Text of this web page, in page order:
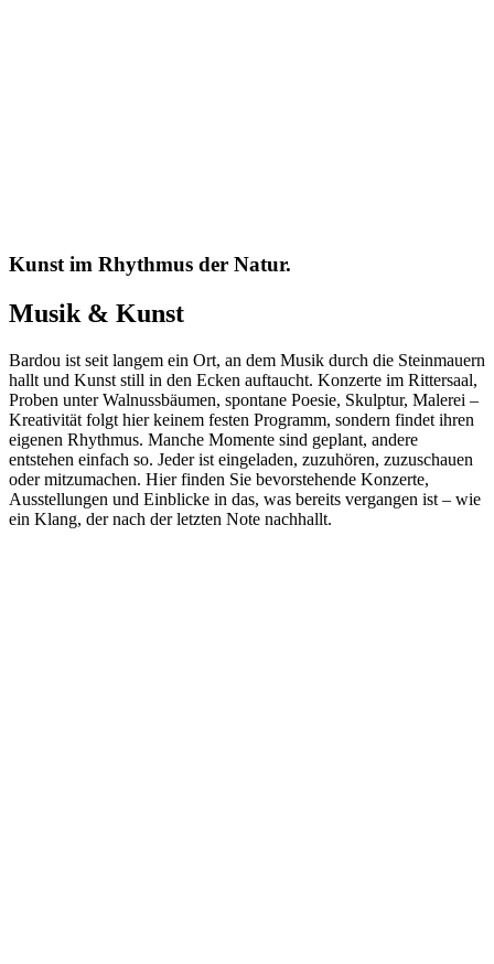
Kunst im Rhythmus der Natur.
Musik & Kunst
Bardou ist seit langem ein Ort, an dem Musik durch die Steinmauern
hallt und Kunst still in den Ecken auftaucht. Konzerte im Rittersaal,
Proben unter Walnussbäumen, spontane Poesie, Skulptur, Malerei –
Kreativität folgt hier keinem festen Programm, sondern findet ihren
eigenen Rhythmus. Manche Momente sind geplant, andere
entstehen einfach so. Jeder ist eingeladen, zuzuhören, zuzuschauen
oder mitzumachen. Hier finden Sie bevorstehende Konzerte,
Ausstellungen und Einblicke in das, was bereits vergangen ist – wie
ein Klang, der nach der letzten Note nachhallt.